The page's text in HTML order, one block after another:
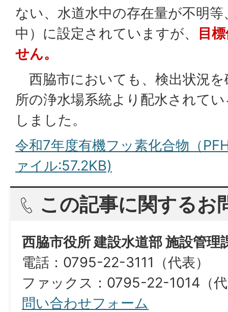
ない、水道水中の存在量が不明
中）に設定されていますが、
目
せん。
西脇市においても、検出状況
所の浄水場系統より配水されて
しました。
令和7年度有機フッ素化合物（
ァイル:57.2KB)
この記事に関するお
西脇市役所 建設水道部 施設管理
電話：0795-22-3111（代表）
ファックス：0795-22-1014（
問い合わせフォーム